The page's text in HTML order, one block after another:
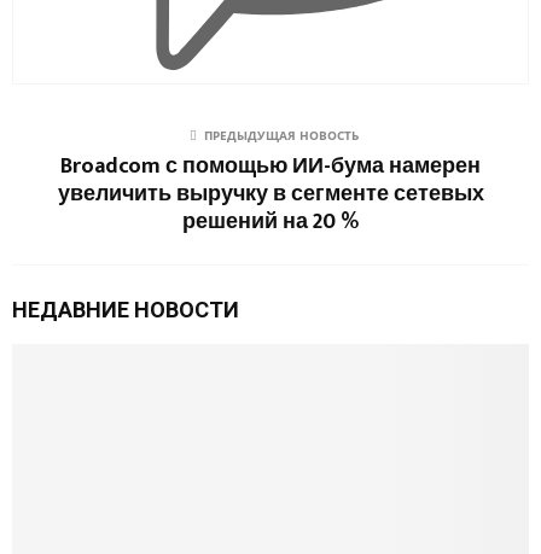
ПРЕДЫДУЩАЯ НОВОСТЬ
Broadcom с помощью ИИ-бума намерен
увеличить выручку в сегменте сетевых
решений на 20 %
НЕДАВНИЕ НОВОСТИ